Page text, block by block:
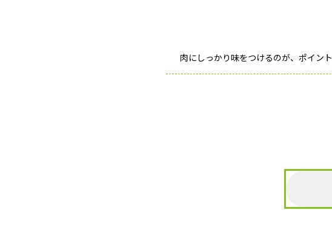
肉にしっかり味をつけるのが、ポイント